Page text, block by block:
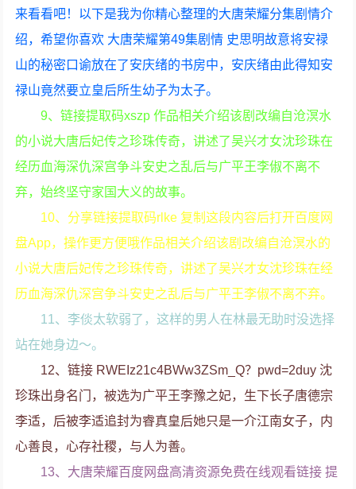
来看看吧！以下是我为你精心整理的大唐荣耀分集剧情介
绍，希望你喜欢 大唐荣耀第49集剧情 史思明故意将安禄
山的秘密口谕放在了安庆绪的书房中，安庆绪由此得知安
禄山竟然要立皇后所生幼子为太子。
9、链接提取码xszp 作品相关介绍该剧改编自沧溟水
的小说大唐后妃传之珍珠传奇，讲述了吴兴才女沈珍珠在
经历血海深仇深宫争斗安史之乱后与广平王李俶不离不
弃，始终坚守家国大义的故事。
10、分享链接提取码rlke 复制这段内容后打开百度网
盘App，操作更方便哦作品相关介绍该剧改编自沧溟水的
小说大唐后妃传之珍珠传奇，讲述了吴兴才女沈珍珠在经
历血海深仇深宫争斗安史之乱后与广平王李俶不离不弃。
11、李倓太软弱了，这样的男人在林最无助时没选择
站在她身边～。
12、链接 RWEIz21c4BWw3ZSm_Q？pwd=2duy 沈
珍珠出身名门，被选为广平王李豫之妃，生下长子唐德宗
李适，后被李适追封为睿真皇后她只是一介江南女子，内
心善良，心存社稷，与人为善。
13、大唐荣耀百度网盘高清资源免费在线观看链接 提